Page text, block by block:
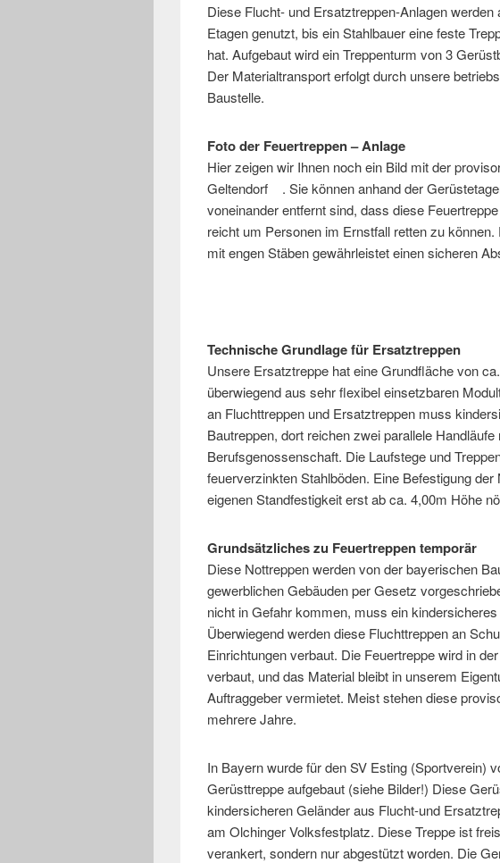
Diese Flucht- und Ersatztreppen-Anlagen
Etagen genutzt, bis ein Stahlbauer eine feste
hat. Aufgebaut wird ein Treppenturm von 3
Der Materialtransport erfolgt durch unsere
Baustelle.
Foto der Feuertreppen – Anlage
Hier zeigen wir Ihnen noch ein Bild mit der
Geltendorf . Sie können anhand der
voneinander entfernt sind, dass diese
reicht um Personen im Ernstfall retten zu
mit engen Stäben gewährleistet einen sicheren
Technische Grundlage für Ersatztreppen
Unsere Ersatztreppe hat eine Grundfläche von
überwiegend aus sehr flexibel einsetzbaren
an Fluchttreppen und Ersatztreppen muss
Bautreppen, dort reichen zwei parallele
Berufsgenossenschaft. Die Laufstege und
feuerverzinkten Stahlböden. Eine Befestigung
eigenen Standfestigkeit erst ab ca. 4,00m Höhe
Grundsätzliches zu Feuertreppen temporär
Diese Nottreppen werden von der bayerischen
gewerblichen Gebäuden per Gesetz
nicht in Gefahr kommen, muss ein
Überwiegend werden diese Fluchttreppen an
Einrichtungen verbaut. Die Feuertreppe wird in
verbaut, und das Material bleibt in unserem
Auftraggeber vermietet. Meist stehen diese
mehrere Jahre.
In Bayern wurde für den SV Esting (Sportverein)
Gerüsttreppe aufgebaut (siehe Bilder!) Diese
kindersicheren Geländer aus Flucht-und
am Olchinger Volksfestplatz. Diese Treppe ist
verankert, sondern nur abgestützt worden. Die